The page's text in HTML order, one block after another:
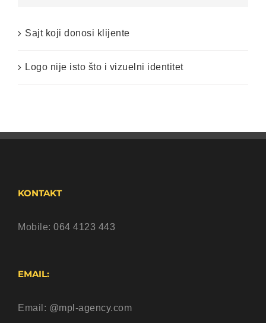
Sajt koji donosi klijente
Logo nije isto što i vizuelni identitet
KONTAKT
Mobile: 064 4123 443
EMAIL:
Email: @mpl-agency.com